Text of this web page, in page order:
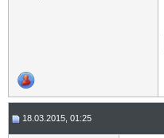
18.03.2015, 01:25